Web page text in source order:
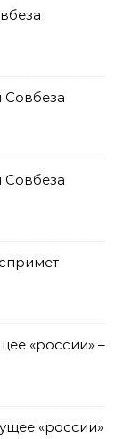
«россии» –
«россии»